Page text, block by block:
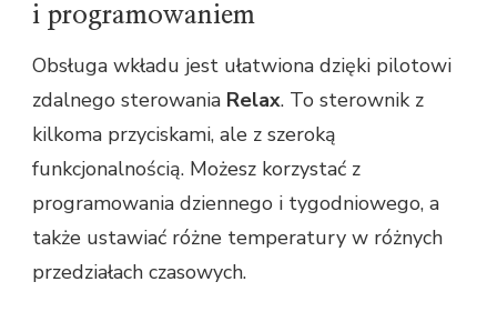
i programowaniem
Obsługa wkładu jest ułatwiona dzięki pilotowi
zdalnego sterowania Relax. To sterownik z
kilkoma przyciskami, ale z szeroką
funkcjonalnością. Możesz korzystać z
programowania dziennego i tygodniowego, a
także ustawiać różne temperatury w różnych
przedziałach czasowych.